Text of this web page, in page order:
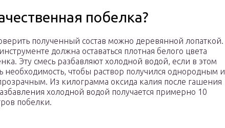
побелка?
полученный состав можно деревянной лопаткой.
должна оставаться плотная белого цвета
Эту смесь разбавляют холодной водой, если в этом
необходимость, чтобы раствор получился однородным и
Из килограмма оксида калия после гашения
холодной водой получается примерно 10
побелки.